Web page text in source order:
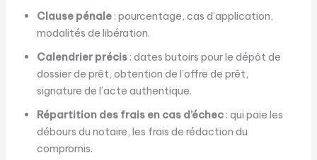
Clause pénale: pourcentage, cas d’application,
modalités de libération.
Calendrier précis: dates butoirs pour le dépôt de
dossier de prêt, obtention de l’offre de prêt,
signature de l’acte authentique.
Répartition des frais en cas d’échec: qui paie les
débours du notaire, les frais de rédaction du
compromis.